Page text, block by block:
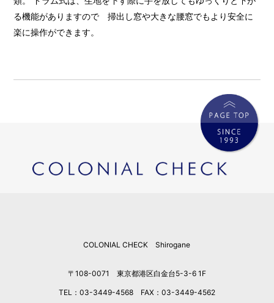
る機能がありますので 掃出し窓や大きな腰窓でもより安全に
楽に操作ができます。
COLONIAL CHECK Shirogane
〒108-0071 東京都港区白金台5-3-6 1F
TEL：03-3449-4568 FAX：03-3449-4562